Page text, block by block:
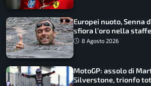
Europei nuoto, Senna
sfiora l’oro nella
urlo, il bilancio azzurro
8 Agosto 2026
MotoGP: assolo di
Silverstone, trionfo